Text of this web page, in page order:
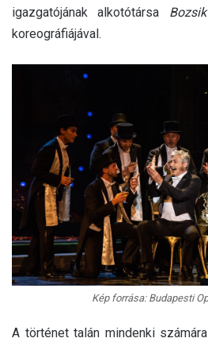
igazgatójának alkotótársa
koreográfiájával.
Kép forrása: Budapesti
A történet talán mindenki